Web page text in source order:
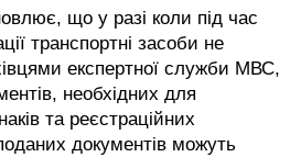
що у разі коли під час
транспортні засоби не
експертної служби МВС,
необхідних для
та реєстраційних
документів можуть